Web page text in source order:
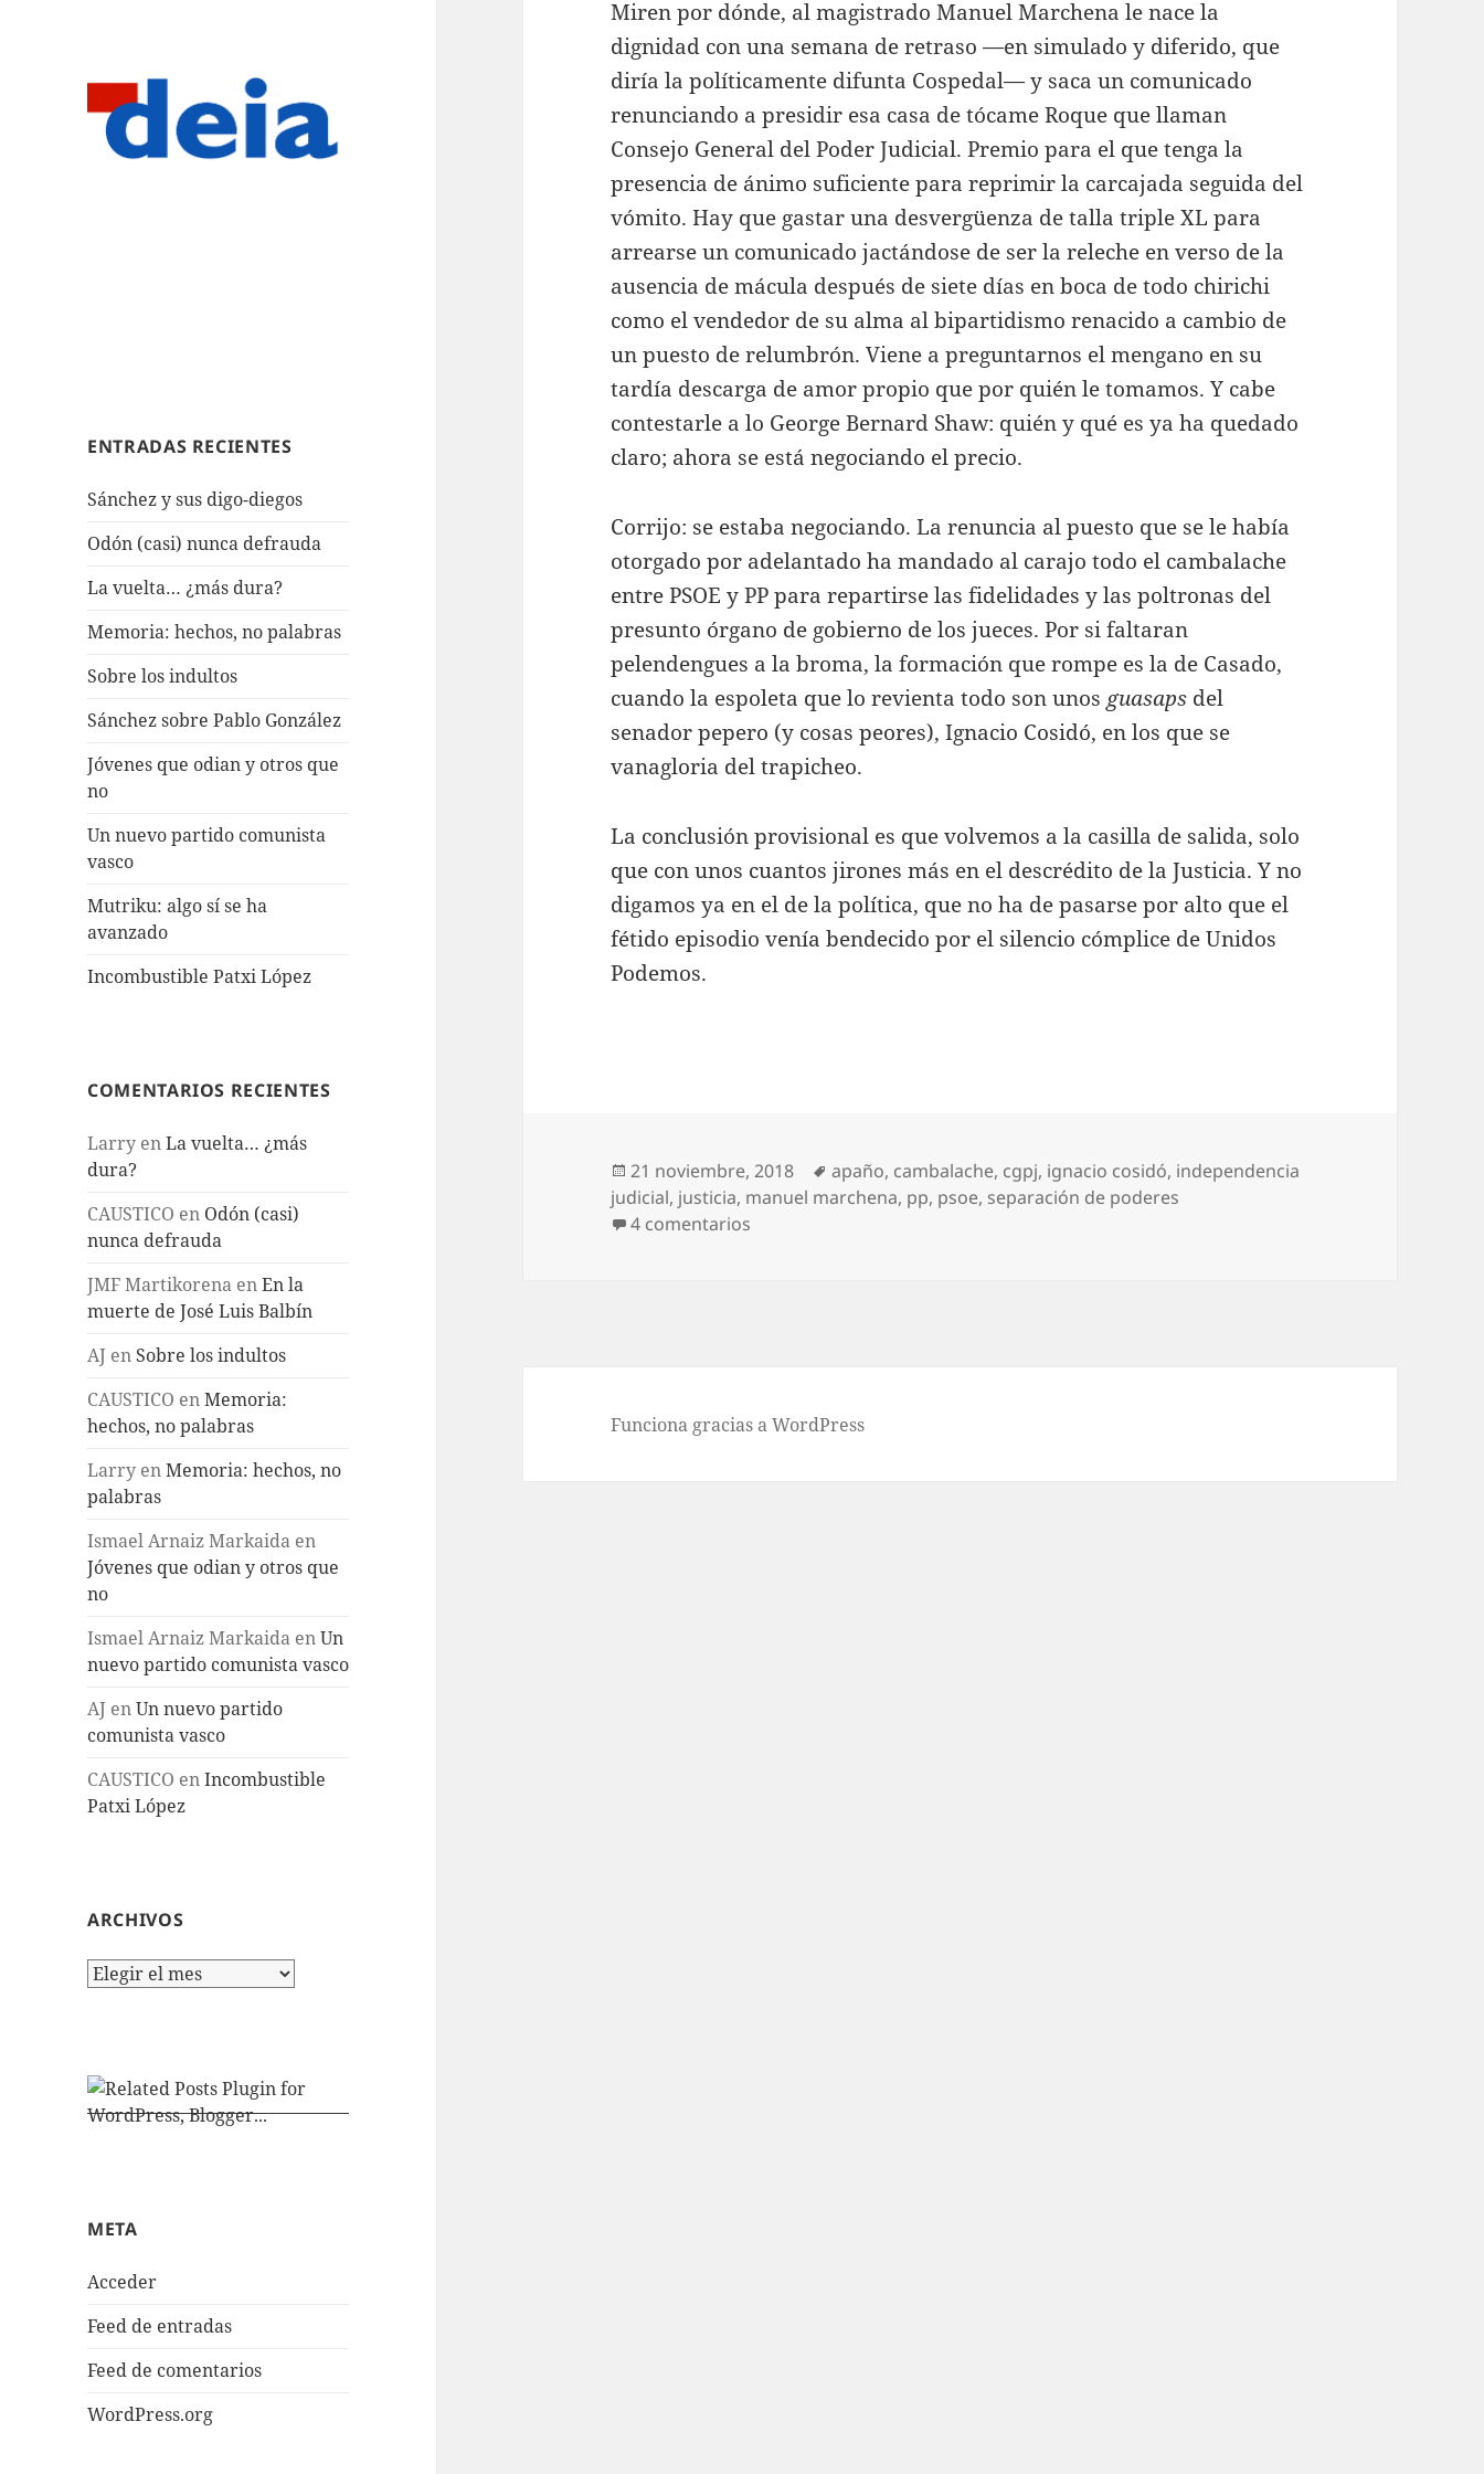
ENTRADAS RECIENTES
Sánchez y sus digo-diegos
Odón (casi) nunca defrauda
La vuelta… ¿más dura?
Memoria: hechos, no palabras
Sobre los indultos
Sánchez sobre Pablo González
Jóvenes que odian y otros que
no
Un nuevo partido comunista
vasco
Mutriku: algo sí se ha
avanzado
Incombustible Patxi López
COMENTARIOS RECIENTES
Larry enLa vuelta… ¿más
dura?
CAUSTICO en Odón (casi)
nunca defrauda
JMF Martikorena enEn la
muerte de José Luis Balbín
AJ en Sobre los indultos
CAUSTICO enMemoria:
hechos, no palabras
Larry enMemoria: hechos, no
palabras
Ismael Arnaiz Markaida en
Jóvenes que odian y otros que
no
Ismael Arnaiz Markaida enUn
nuevo partido comunista vasco
AJ enUn nuevo partido
comunista vasco
CAUSTICO enIncombustible
Patxi López
ARCHIVOS
Archivos
META
Acceder
Feed de entradas
Feed de comentarios
WordPress.org
Miren por dónde, al magistrado Manuel Marchena le nace la
dignidad con una semana de retraso —en simulado y diferido, que
diría la políticamente difunta Cospedal— y saca un comunicado
renunciando a presidir esa casa de tócame Roque que llaman
Consejo General del Poder Judicial. Premio para el que tenga la
presencia de ánimo suficiente para reprimir la carcajada seguida del
vómito. Hay que gastar una desvergüenza de talla triple XL para
arrearse un comunicado jactándose de ser la releche en verso de la
ausencia de mácula después de siete días en boca de todo chirichi
como el vendedor de su alma al bipartidismo renacido a cambio de
un puesto de relumbrón. Viene a preguntarnos el mengano en su
tardía descarga de amor propio que por quién le tomamos. Y cabe
contestarle a lo George Bernard Shaw: quién y qué es ya ha quedado
claro; ahora se está negociando el precio.
Corrijo: se estaba negociando. La renuncia al puesto que se le había
otorgado por adelantado ha mandado al carajo todo el cambalache
entre PSOE y PP para repartirse las fidelidades y las poltronas del
presunto órgano de gobierno de los jueces. Por si faltaran
pelendengues a la broma, la formación que rompe es la de Casado,
cuando la espoleta que lo revienta todo son unos guasaps del
senador pepero (y cosas peores), Ignacio Cosidó, en los que se
vanagloria del trapicheo.
La conclusión provisional es que volvemos a la casilla de salida, solo
que con unos cuantos jirones más en el descrédito de la Justicia. Y no
digamos ya en el de la política, que no ha de pasarse por alto que el
fétido episodio venía bendecido por el silencio cómplice de Unidos
Podemos.
Publicado
el
21 noviembre, 2018 Etiquetas
apaño, cambalache, cgpj, ignacio cosidó, independencia
judicial, justicia, manuel marchena, pp, psoe, separación de poderes
4 comentarios
Funciona gracias a WordPress